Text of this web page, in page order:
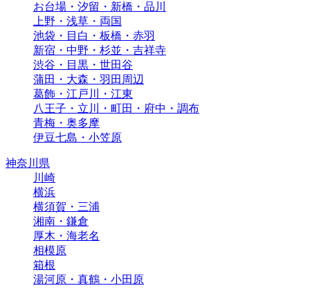
お台場・汐留・新橋・品川
上野・浅草・両国
池袋・目白・板橋・赤羽
新宿・中野・杉並・吉祥寺
渋谷・目黒・世田谷
蒲田・大森・羽田周辺
葛飾・江戸川・江東
八王子・立川・町田・府中・調布
青梅・奥多摩
伊豆七島・小笠原
神奈川県
川崎
横浜
横須賀・三浦
湘南・鎌倉
厚木・海老名
相模原
箱根
湯河原・真鶴・小田原